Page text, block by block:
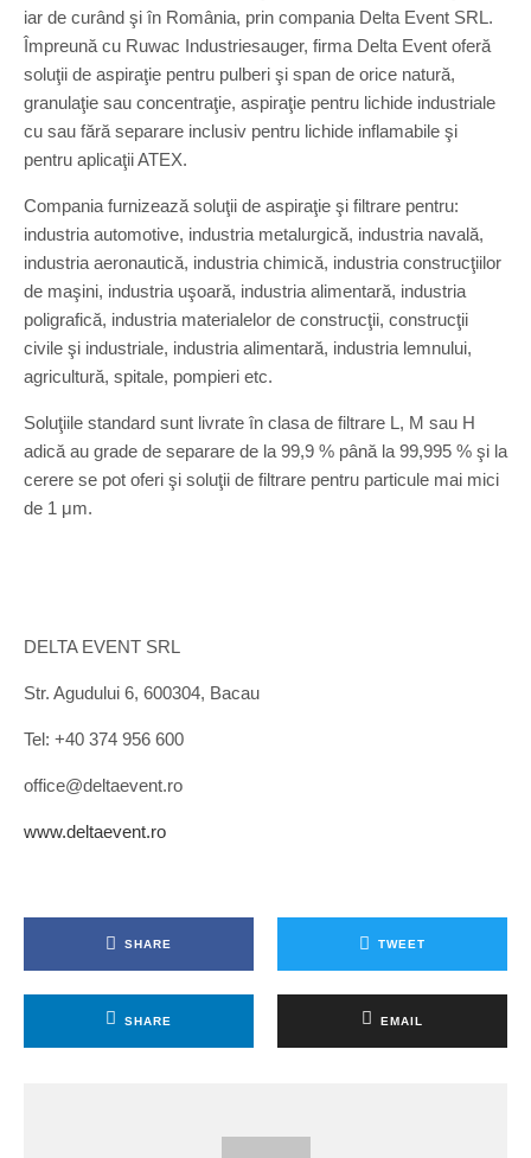
iar de curând şi în România, prin compania Delta Event SRL.
Împreună cu Ruwac Industriesauger, firma Delta Event oferă
soluţii de aspiraţie pentru pulberi şi span de orice natură,
granulaţie sau concentraţie, aspiraţie pentru lichide industriale
cu sau fără separare inclusiv pentru lichide inflamabile şi
pentru aplicaţii ATEX.
Compania furnizează soluţii de aspiraţie şi filtrare pentru:
industria automotive, industria metalurgică, industria navală,
industria aeronautică, industria chimică, industria construcţiilor
de maşini, industria uşoară, industria alimentară, industria
poligrafică, industria materialelor de construcţii, construcţii
civile şi industriale, industria alimentară, industria lemnului,
agricultură, spitale, pompieri etc.
Soluţiile standard sunt livrate în clasa de filtrare L, M sau H
adică au grade de separare de la 99,9 % până la 99,995 % şi la
cerere se pot oferi şi soluţii de filtrare pentru particule mai mici
de 1 μm.
DELTA EVENT SRL
Str. Agudului 6, 600304, Bacau
Tel: +40 374 956 600
office@deltaevent.ro
www.deltaevent.ro
SHARE TWEET
SHARE EMAIL